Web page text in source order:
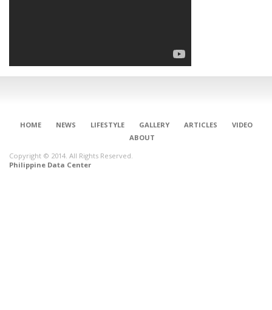
HOME NEWS LIFESTYLE GALLERY ARTICLES
VIDEO
ABOUT
Copyright © 2014. All Rights Reserved.
Philippine Data Center